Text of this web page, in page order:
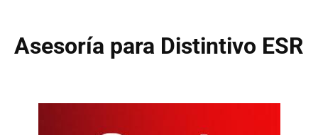
Asesoría para Distintivo ESR